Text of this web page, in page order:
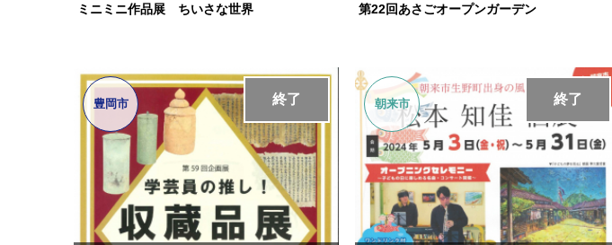
ミニミニ作品展 ちいさな世界 第22回あさごオープンガーデン
終了
豊岡市 終了
朝来市